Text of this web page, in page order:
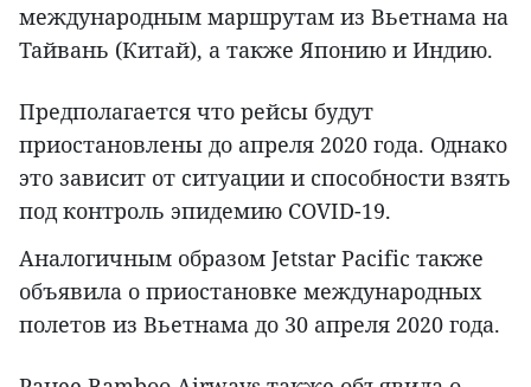
международным маршрутам из Вьетнама на
Тайвань (Китай), а также Японию и Индию.
Предполагается что рейсы будут
приостановлены до апреля 2020 года. Однако
это зависит от ситуации и способности взять
под контроль эпидемию COVID-19.
Аналогичным образом Jetstar Pacific также
объявила о приостановке международных
полетов из Вьетнама до 30 апреля 2020 года.